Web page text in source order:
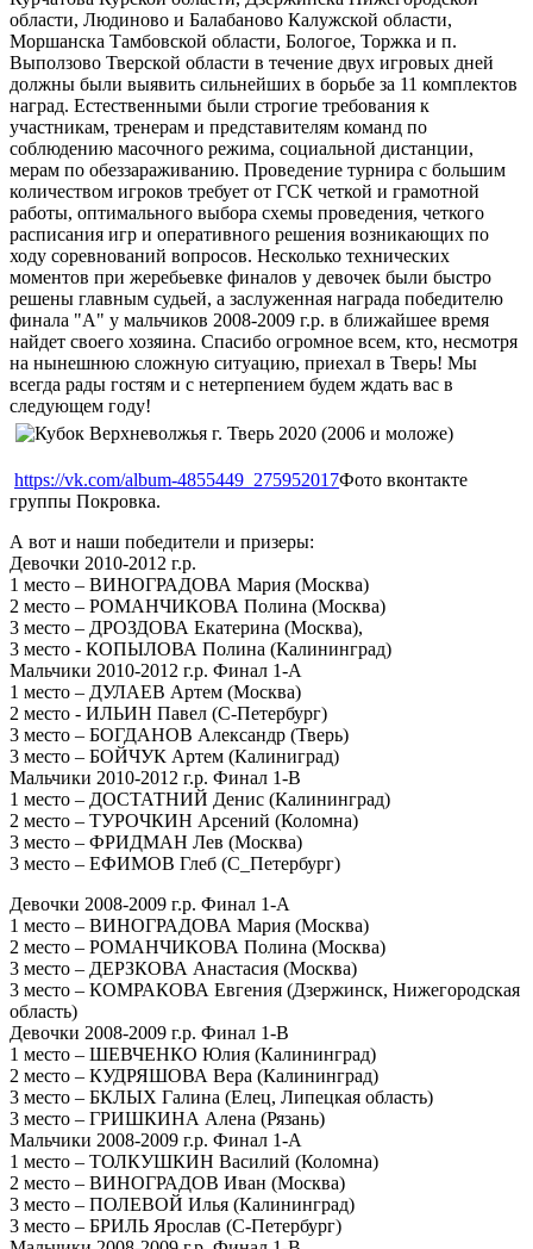
области, Людиново и Балабаново Калужской области,
Моршанска Тамбовской области, Бологое, Торжка и п.
Выползово Тверской области в течение двух игровых дней
должны были выявить сильнейших в борьбе за 11 комплектов
наград. Естественными были строгие требования к
участникам, тренерам и представителям команд по
соблюдению масочного режима, социальной дистанции,
мерам по обеззараживанию. Проведение турнира с большим
количеством игроков требует от ГСК четкой и грамотной
работы, оптимального выбора схемы проведения, четкого
расписания игр и оперативного решения возникающих по
ходу соревнований вопросов. Несколько технических
моментов при жеребьевке финалов у девочек были быстро
решены главным судьей, а заслуженная награда победителю
финала "А" у мальчиков 2008-2009 г.р. в ближайшее время
найдет своего хозяина. Спасибо огромное всем, кто, несмотря
на нынешнюю сложную ситуацию, приехал в Тверь! Мы
всегда рады гостям и с нетерпением будем ждать вас в
следующем году!
https://vk.com/album-4855449_275952017Фото вконтакте
группы Покровка.
А вот и наши победители и призеры:
Девочки 2010-2012 г.р.
1 место – ВИНОГРАДОВА Мария (Москва)
2 место – РОМАНЧИКОВА Полина (Москва)
3 место – ДРОЗДОВА Екатерина (Москва),
3 место - КОПЫЛОВА Полина (Калининград)
Мальчики 2010-2012 г.р. Финал 1-А
1 место – ДУЛАЕВ Артем (Москва)
2 место - ИЛЬИН Павел (С-Петербург)
3 место – БОГДАНОВ Александр (Тверь)
3 место – БОЙЧУК Артем (Калиниград)
Мальчики 2010-2012 г.р. Финал 1-В
1 место – ДОСТАТНИЙ Денис (Калининград)
2 место – ТУРОЧКИН Арсений (Коломна)
3 место – ФРИДМАН Лев (Москва)
3 место – ЕФИМОВ Глеб (С_Петербург)
Девочки 2008-2009 г.р. Финал 1-А
1 место – ВИНОГРАДОВА Мария (Москва)
2 место – РОМАНЧИКОВА Полина (Москва)
3 место – ДЕРЗКОВА Анастасия (Москва)
3 место – КОМРАКОВА Евгения (Дзержинск, Нижегородская
область)
Девочки 2008-2009 г.р. Финал 1-В
1 место – ШЕВЧЕНКО Юлия (Калининград)
2 место – КУДРЯШОВА Вера (Калининград)
3 место – БКЛЫХ Галина (Елец, Липецкая область)
3 место – ГРИШКИНА Алена (Рязань)
Мальчики 2008-2009 г.р. Финал 1-А
1 место – ТОЛКУШКИН Василий (Коломна)
2 место – ВИНОГРАДОВ Иван (Москва)
3 место – ПОЛЕВОЙ Илья (Калининград)
3 место – БРИЛЬ Ярослав (С-Петербург)